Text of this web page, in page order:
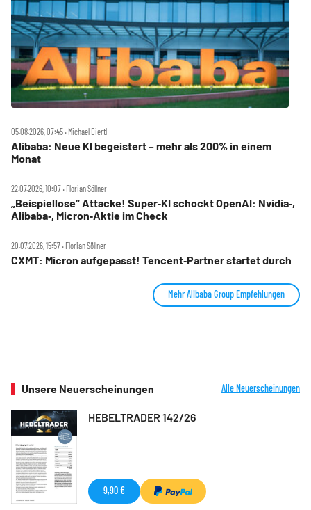
05.08.2026, 07:45 ‧ Michael Diertl
Alibaba: Neue KI begeistert – mehr als 200% in einem
Monat
22.07.2026, 10:07 ‧ Florian Söllner
„Beispiellose“ Attacke! Super‑KI schockt OpenAI: Nvidia‑,
Alibaba‑, Micron‑Aktie im Check
20.07.2026, 15:57 ‧ Florian Söllner
CXMT: Micron aufgepasst! Tencent‑Partner startet durch
Mehr Alibaba Group Empfehlungen
Unsere Neuerscheinungen Alle Neuerscheinungen
HEBELTRADER 142/26
9,90 €